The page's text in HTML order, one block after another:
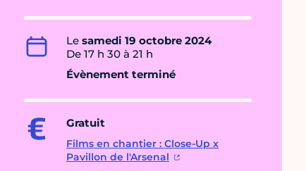
Le samedi 19 octobre 2024
De 17 h 30 à 21 h
Évènement terminé
Gratuit
Films en chantier : Close-Up x
Pavillon de l'Arsenal